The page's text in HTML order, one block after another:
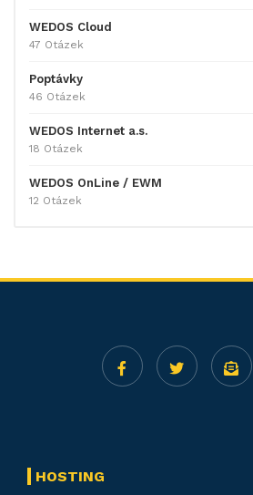
WEDOS Cloud
47 Otázek
Poptávky
46 Otázek
WEDOS Internet a.s.
18 Otázek
WEDOS OnLine / EWM
12 Otázek
HOSTING